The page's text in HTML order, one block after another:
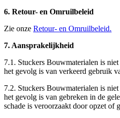
6. Retour- en Omruilbeleid
Zie onze Retour- en Omruilbeleid.
7. Aansprakelijkheid
7.1. Stuckers Bouwmaterialen is
het gevolg is van verkeerd gebruik
7.2. Stuckers Bouwmaterialen is
het gevolg is van gebreken in de
schade is veroorzaakt door opzet of